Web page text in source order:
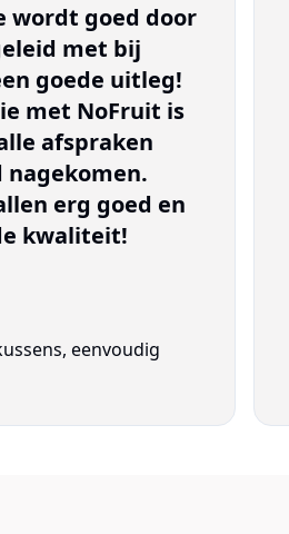
wordt goed door
met bij
goede uitleg!
met NoFruit is
afspraken
nagekomen.
erg goed en
kwaliteit!
eenvoudig